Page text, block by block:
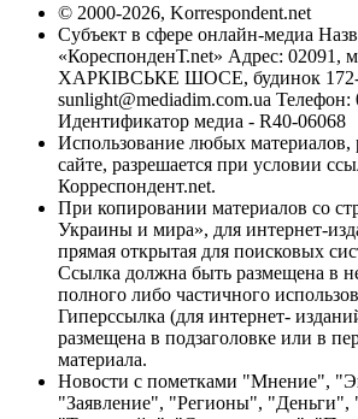
© 2000-2026, Korrespondent.net
Субъект в сфере онлайн-медиа
«КореспонденТ.net» Адрес: 02091,
ХАРКІВСЬКЕ ШОСЕ, будинок 172-
sunlight@mediadim.com.ua Телефон:
Идентификатор медиа - R40-06068
Использование любых
сайте, разрешается при условии
Корреспондент.net.
При копировании материалов со
Украины и мира», для интернет-
прямая открытая для поисковых
Ссылка должна быть размещена в
полного либо частичного
Гиперссылка (для интернет-
размещена в подзаголовке или в
материала.
Новости с пометками "Мнение",
"Заявление", "Регионы",